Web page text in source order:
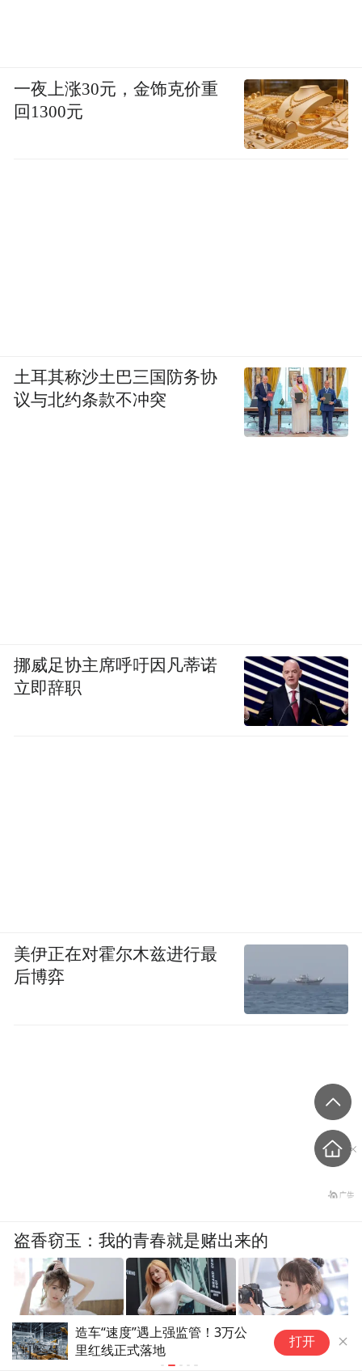
造车“速度”遇上强监管！3万公
里红线正式落地
打开
一夜上涨30元，金饰克价重
回1300元
土耳其称沙土巴三国防务协
议与北约条款不冲突
挪威足协主席呼吁因凡蒂诺
立即辞职
美伊正在对霍尔木兹进行最
后博弈
盗香窃玉：我的青春就是赌出来的
爽文